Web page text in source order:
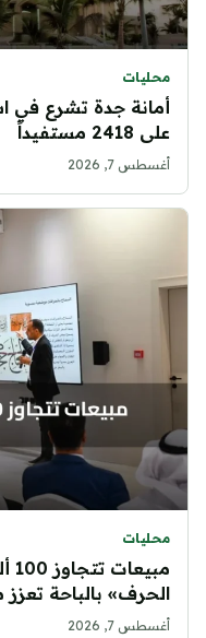
محليات
أمانة جدة تشرع في
على 2418 مستفيداً
أغسطس 7, 2026
محليات
الحرف» بالباحة تعزز
أغسطس 7, 2026